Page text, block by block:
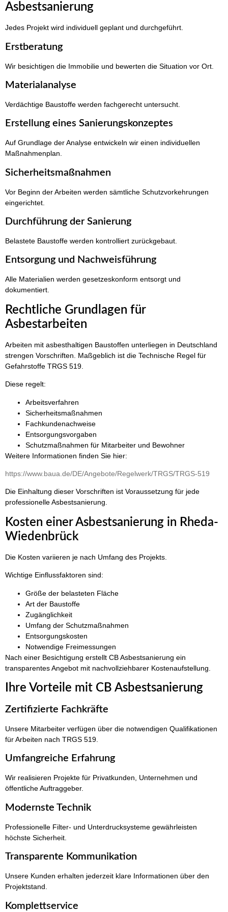
Asbestsanierung
Jedes Projekt wird individuell geplant und durchgeführt.
Erstberatung
Wir besichtigen die Immobilie und bewerten die Situation vor Ort.
Materialanalyse
Verdächtige Baustoffe werden fachgerecht untersucht.
Erstellung eines Sanierungskonzeptes
Auf Grundlage der Analyse entwickeln wir einen individuellen
Maßnahmenplan.
Sicherheitsmaßnahmen
Vor Beginn der Arbeiten werden sämtliche Schutzvorkehrungen
eingerichtet.
Durchführung der Sanierung
Belastete Baustoffe werden kontrolliert zurückgebaut.
Entsorgung und Nachweisführung
Alle Materialien werden gesetzeskonform entsorgt und
dokumentiert.
Rechtliche Grundlagen für
Asbestarbeiten
Arbeiten mit asbesthaltigen Baustoffen unterliegen in Deutschland
strengen Vorschriften. Maßgeblich ist die Technische Regel für
Gefahrstoffe TRGS 519.
Diese regelt:
Arbeitsverfahren
Sicherheitsmaßnahmen
Fachkundenachweise
Entsorgungsvorgaben
Schutzmaßnahmen für Mitarbeiter und Bewohner
Weitere Informationen finden Sie hier:
https://www.baua.de/DE/Angebote/Regelwerk/TRGS/TRGS-519
Die Einhaltung dieser Vorschriften ist Voraussetzung für jede
professionelle Asbestsanierung.
Kosten einer Asbestsanierung in Rheda-
Wiedenbrück
Die Kosten variieren je nach Umfang des Projekts.
Wichtige Einflussfaktoren sind:
Größe der belasteten Fläche
Art der Baustoffe
Zugänglichkeit
Umfang der Schutzmaßnahmen
Entsorgungskosten
Notwendige Freimessungen
Nach einer Besichtigung erstellt CB Asbestsanierung ein
transparentes Angebot mit nachvollziehbarer Kostenaufstellung.
Ihre Vorteile mit CB Asbestsanierung
Zertifizierte Fachkräfte
Unsere Mitarbeiter verfügen über die notwendigen Qualifikationen
für Arbeiten nach TRGS 519.
Umfangreiche Erfahrung
Wir realisieren Projekte für Privatkunden, Unternehmen und
öffentliche Auftraggeber.
Modernste Technik
Professionelle Filter- und Unterdrucksysteme gewährleisten
höchste Sicherheit.
Transparente Kommunikation
Unsere Kunden erhalten jederzeit klare Informationen über den
Projektstand.
Komplettservice